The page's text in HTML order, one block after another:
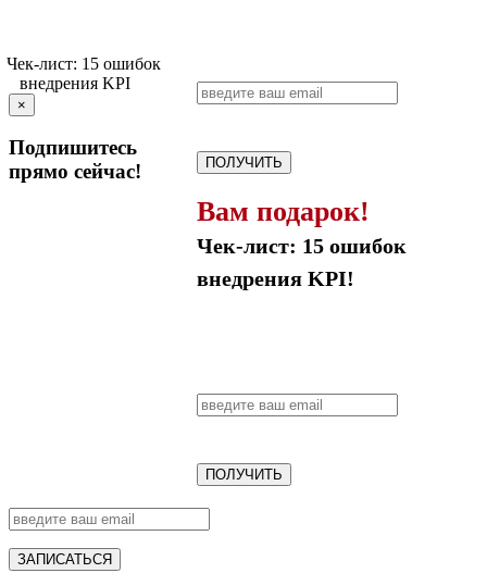
ПОЛУЧИТЬ
Вам подарок!
Чек-лист: 15 ошибок
внедрения KPI!
ПОЛУЧИТЬ
×
Подпишитесь
прямо сейчас!
ЗАПИСАТЬСЯ